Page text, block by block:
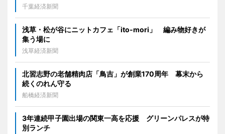
千葉経済新聞
浅草・松が谷にニットカフェ「ito-mori」 編み物好きが
集う場に
浅草経済新聞
北習志野の老舗精肉店「鳥吉」が創業170周年 幕末から
続くのれん守る
船橋経済新聞
3年連続甲子園出場の関東一高を応援 グリーンパレスが特
別ランチ